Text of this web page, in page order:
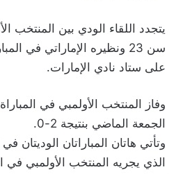
يتجدد اللقاء الودي بين المنتخب
سن 23 ونظيره الإماراتي في
على ستاد نادي الإمارات.
وفاز المنتخب الأولمبي في
الجمعة الماضي بنتيجة 2-0.
وتأتي هاتان المباراتان الوديتان
الذي يجريه المنتخب الأولمبي في